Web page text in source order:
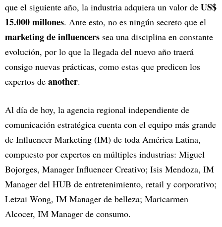
que el siguiente año, la industria adquiera un valor de US$
15.000 millones. Ante esto, no es ningún secreto que el
marketing de influencers sea una disciplina en constante
evolución, por lo que la llegada del nuevo año traerá
consigo nuevas prácticas, como estas que predicen los
expertos de another.
Al día de hoy, la agencia regional independiente de
comunicación estratégica cuenta con el equipo más grande
de Influencer Marketing (IM) de toda América Latina,
compuesto por expertos en múltiples industrias: Miguel
Bojorges, Manager Influencer Creativo; Isis Mendoza, IM
Manager del HUB de entretenimiento, retail y corporativo;
Letzai Wong, IM Manager de belleza; Maricarmen
Alcocer, IM Manager de consumo.